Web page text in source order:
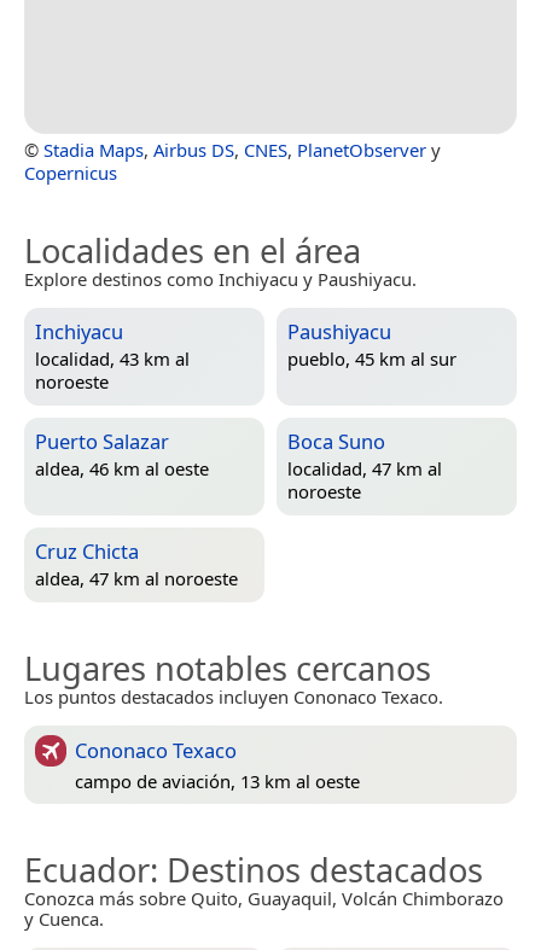
© Stadia Maps, Airbus DS, CNES, PlanetObserver y
Copernicus
Localidades en el área
Explore destinos como Inchiyacu y Paushiyacu.
Inchiyacu
localidad, 43 km al
noroeste
Paushiyacu
pueblo, 45 km al sur
Puerto Salazar
aldea, 46 km al oeste
Boca Suno
localidad, 47 km al
noroeste
Cruz Chicta
aldea, 47 km al noroeste
Lugares notables cercanos
Los puntos destacados incluyen Cononaco Texaco.
Cononaco Texaco
campo de aviación, 13 km al oeste
Ecuador: Destinos destacados
Conozca más sobre Quito, Guayaquil, Volcán Chimborazo
y Cuenca.